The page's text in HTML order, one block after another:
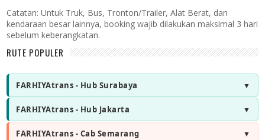
Catatan: Untuk Truk, Bus, Tronton/Trailer, Alat Berat, dan
kendaraan besar lainnya, booking wajib dilakukan maksimal 3 hari
sebelum keberangkatan.
RUTE POPULER
FARHIYAtrans - Hub Surabaya
FARHIYAtrans - Hub Jakarta
FARHIYAtrans - Cab Semarang